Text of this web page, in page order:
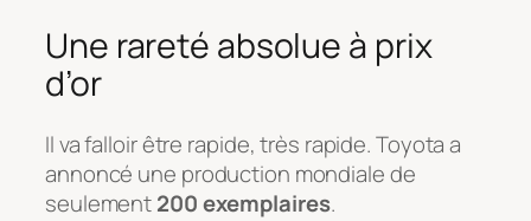
Une rareté absolue à prix
d’or
Il va falloir être rapide, très rapide. Toyota a
annoncé une production mondiale de
seulement200 exemplaires.